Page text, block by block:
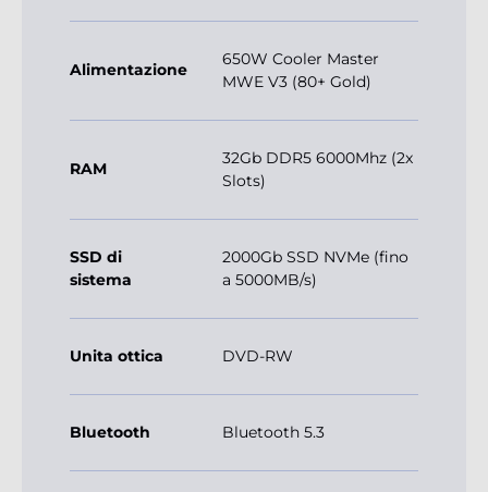
Alimentazione
650W Cooler Master
MWE V3 (80+ Gold)
RAM
32Gb DDR5 6000Mhz (2x
Slots)
SSD di
sistema
2000Gb SSD NVMe (fino
a 5000MB/s)
Unita ottica DVD-RW
Bluetooth Bluetooth 5.3